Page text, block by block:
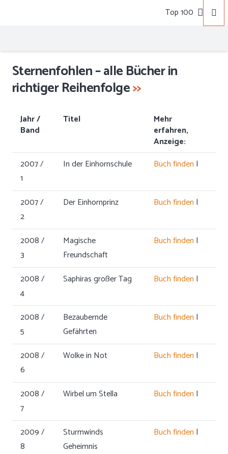
Top 100
Sternenfohlen – alle Bücher in
richtiger Reihenfolge>>
Jahr /
Band
Titel
Mehr
erfahren,
Anzeige:
2007 /
1
In der Einhornschule Buch finden |
2007 /
2
Der Einhornprinz Buch finden |
2008 /
3
Magische
Freundschaft
Buch finden |
2008 /
4
Saphiras großer Tag Buch finden |
2008 /
5
Bezaubernde
Gefährten
Buch finden |
2008 /
6
Wolke in Not Buch finden |
2008 /
7
Wirbel um Stella Buch finden |
2009 /
8
Sturmwinds
Geheimnis
Buch finden |